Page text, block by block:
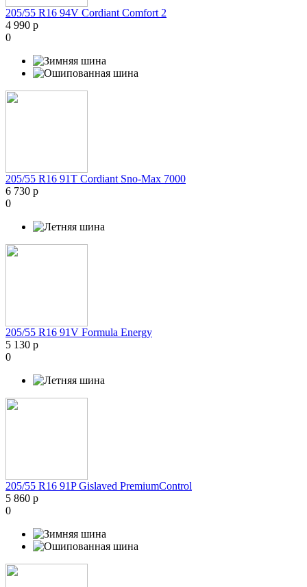
205/55 R16 94V Cordiant Comfort 2
4 990 р
0
205/55 R16 91T Cordiant Sno-Max 7000
6 730 р
0
205/55 R16 91V Formula Energy
5 130 р
0
205/55 R16 91P Gislaved PremiumControl
5 860 р
0